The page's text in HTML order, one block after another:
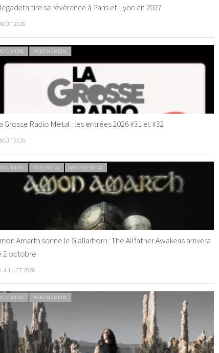
tire sa révérence à Paris et Lyon en 2027
2026
METAL WEBZINE METAL
Grosse Radio Metal : les entrées 2026 #31 et #32
2026
METAL VIDEO METAL WEBZINE METAL
Amarth sonne le Gjallarhorn : The Allfather Awakens arrivera
2 octobre
JUILLET 2026
METAL WEBZINE METAL